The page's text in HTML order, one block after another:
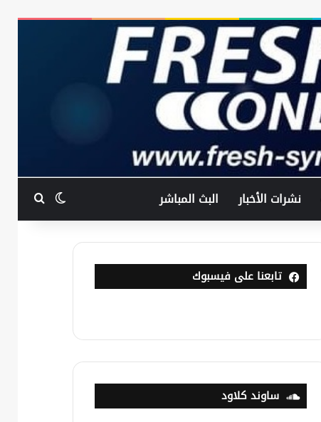
نشرات الأخبار البث المباشر الوضعبحث
تابعنا على فيسبوك
ساوند كلاود